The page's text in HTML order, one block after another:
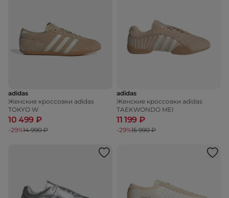
adidas
Женские кроссовки adidas
TOKYO W
10 499 ₽
-29%14 990 ₽
adidas
Женские кроссовки adidas
TAEKWONDO MEI
11 199 ₽
-29%15 990 ₽